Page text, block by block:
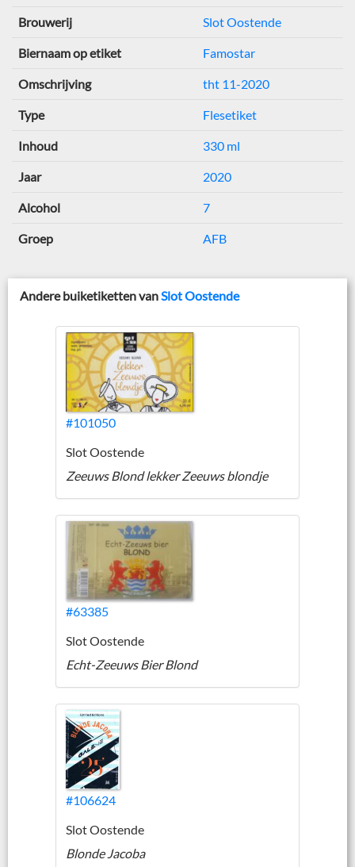
Brouwerij Slot Oostende
Biernaam op etiket Famostar
Omschrijving tht 11-2020
Type Flesetiket
Inhoud 330 ml
Jaar 2020
Alcohol 7
Groep AFB
Andere buiketiketten vanSlot Oostende
#101050
Slot Oostende
Zeeuws Blond lekker Zeeuws blondje
#63385
Slot Oostende
Echt-Zeeuws Bier Blond
#106624
Slot Oostende
Blonde Jacoba